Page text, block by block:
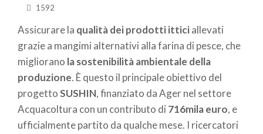
1592
Assicurare la qualità dei prodotti itticiallevati
grazie a mangimi alternativi alla farina di pesce, che
migliorano la sostenibilità ambientale della
produzione. È questo il principale obiettivo del
progettoSUSHIN, finanziato da Ager nel settore
Acquacoltura con un contributo di 716mila euro, e
ufficialmente partito da qualche mese. I ricercatori